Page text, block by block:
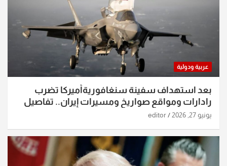
عربية ودولية
بعد استهداف سفينة سنغافوريةأميركا تضرب
رادارات ومواقع صواريخ ومسيرات إيران.. تفاصيل
الساعات الماضية
يونيو 27, 2026 editor